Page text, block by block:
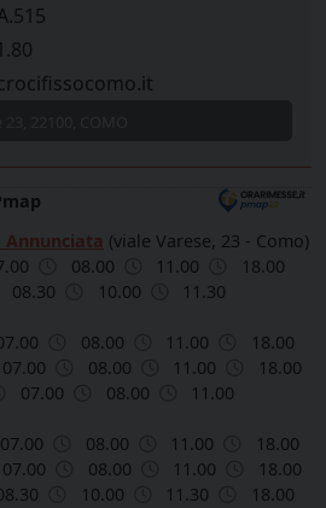
Annunciata (viale Varese, 23 - Como)
08.00 11.00
18.00
08.30 10.00
11.30
08.00 11.00
18.00
07.00 08.00 11.00
18.00
07.00 08.00
11.00
07.00 08.00 11.00
18.00
07.00 08.00 11.00
18.00
10.00 11.30
18.00